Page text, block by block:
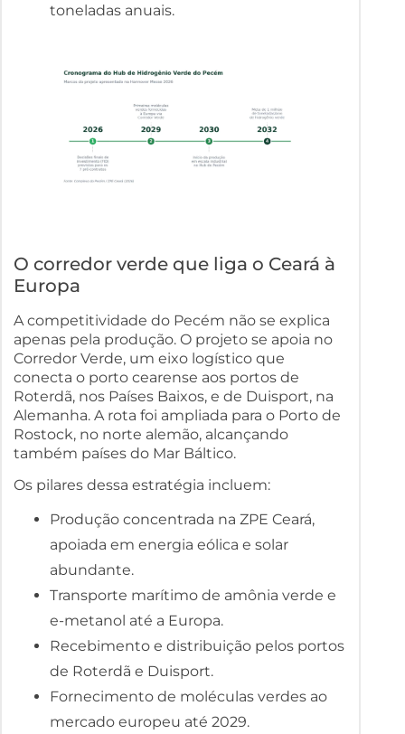
toneladas anuais.
O corredor verde que liga o Ceará à
Europa
A competitividade do Pecém não se explica
apenas pela produção. O projeto se apoia no
Corredor Verde, um eixo logístico que
conecta o porto cearense aos portos de
Roterdã, nos Países Baixos, e de Duisport, na
Alemanha. A rota foi ampliada para o Porto de
Rostock, no norte alemão, alcançando
também países do Mar Báltico.
Os pilares dessa estratégia incluem:
Produção concentrada na ZPE Ceará,
apoiada em energia eólica e solar
abundante.
Transporte marítimo de amônia verde e
e-metanol até a Europa.
Recebimento e distribuição pelos portos
de Roterdã e Duisport.
Fornecimento de moléculas verdes ao
mercado europeu até 2029.